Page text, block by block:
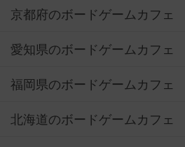
京都府のボードゲームカフェ
愛知県のボードゲームカフェ
福岡県のボードゲームカフェ
北海道のボードゲームカフェ